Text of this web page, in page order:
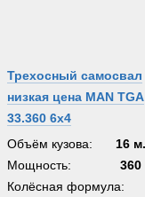
Трехосный самосвал
низкая цена MAN TGA
33.360 6x4
Объём кузова:
16
Мощность:
360
Колёсная формула: